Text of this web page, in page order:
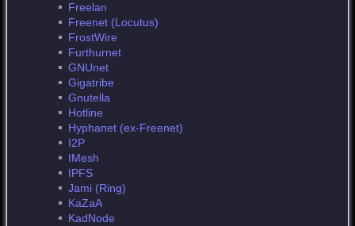
Freelan
Freenet (Locutus)
FrostWire
Furthurnet
GNUnet
Gigatribe
Gnutella
Hotline
Hyphanet (ex-Freenet)
I2P
IMesh
IPFS
Jami (Ring)
KaZaA
KadNode